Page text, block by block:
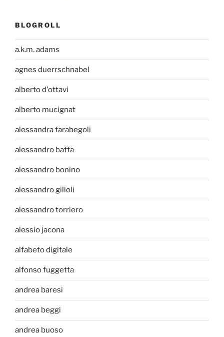
BLOGROLL
a.k.m. adams
agnes duerrschnabel
alberto d'ottavi
alberto mucignat
alessandra farabegoli
alessandro baffa
alessandro bonino
alessandro gilioli
alessandro torriero
alessio jacona
alfabeto digitale
alfonso fuggetta
andrea baresi
andrea beggi
andrea buoso